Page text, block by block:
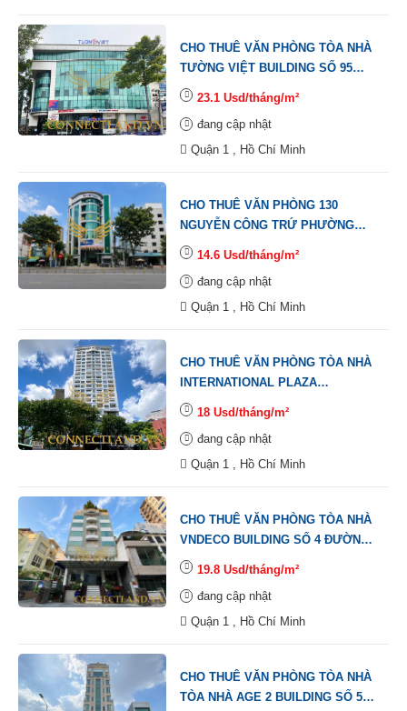
CHO THUÊ VĂN PHÒNG TÒA NHÀ
TƯỜNG VIỆT BUILDING SỐ 95
ĐƯỜNG CÁCH MẠNG THÁNG
TÁM, PHƯỜNG PHẠM NGŨ LÃO,
QUẬN 1.
23.1 Usd/tháng/m²
đang cập nhật
Quận 1 , Hồ Chí Minh
CHO THUÊ VĂN PHÒNG 130
NGUYỄN CÔNG TRỨ PHƯỜNG
NGUYỄN THÁI BÌNH QUẬN 1
14.6 Usd/tháng/m²
đang cập nhật
Quận 1 , Hồ Chí Minh
CHO THUÊ VĂN PHÒNG TÒA NHÀ
INTERNATIONAL PLAZA
BUILDING SỐ 343 ĐƯỜNG PHẠM
NGŨ LÃO, PHƯỜNG PHẠM NGŨ
LÃO, QUẬN 1.
18 Usd/tháng/m²
đang cập nhật
Quận 1 , Hồ Chí Minh
CHO THUÊ VĂN PHÒNG TÒA NHÀ
VNDECO BUILDING SỐ 4 ĐƯỜNG
PHAN KẾ BÍNH, PHƯỜNG ĐA
19.8 Usd/tháng/m²
đang cập nhật
Quận 1 , Hồ Chí Minh
CHO THUÊ VĂN PHÒNG TÒA NHÀ
TÒA NHÀ AGE 2 BUILDING SỐ 55